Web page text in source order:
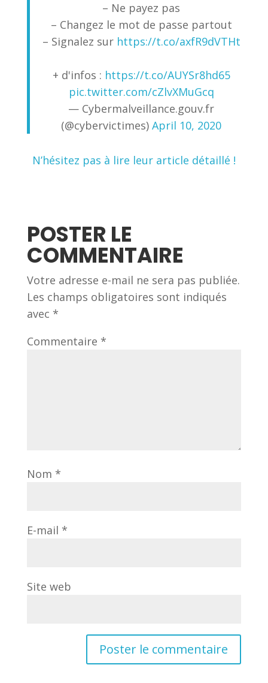
– Ne payez pas
– Changez le mot de passe partout
– Signalez sur https://t.co/axfR9dVTHt
+ d'infos : https://t.co/AUYSr8hd65
pic.twitter.com/cZlvXMuGcq
— Cybermalveillance.gouv.fr
(@cybervictimes)April 10, 2020
N’hésitez pas à lire leur article détaillé !
POSTER LE
COMMENTAIRE
Votre adresse e-mail ne sera pas publiée.
Les champs obligatoires sont indiqués
avec *
Commentaire *
Nom *
E-mail *
Site web